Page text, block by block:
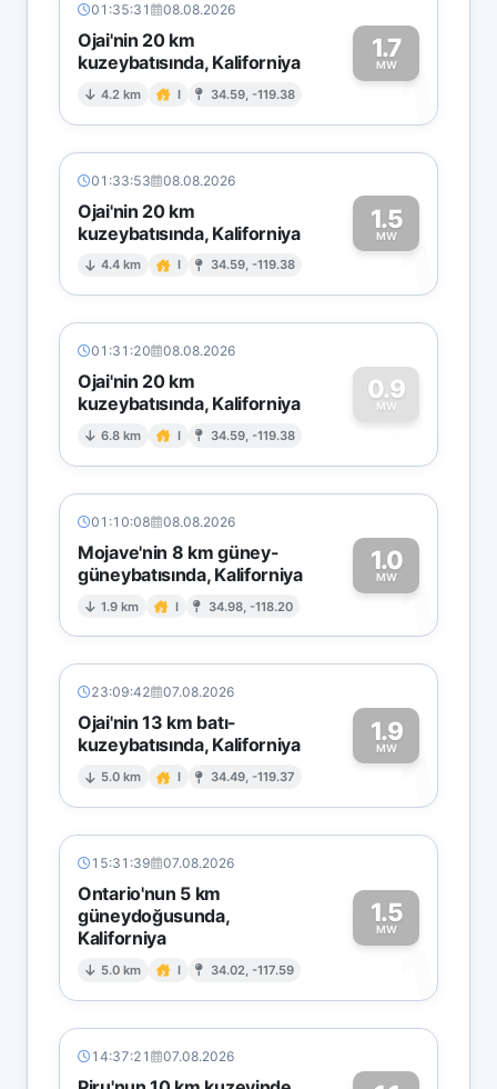
01:35:31 08.08.2026
Ojai'nin 20 km
kuzeybatısında, Kaliforniya
4.2 km I 34.59, -119.38
1.7
MW1
01:33:53 08.08.2026
Ojai'nin 20 km
kuzeybatısında, Kaliforniya
4.4 km I 34.59, -119.38
1.5
MW1
01:31:20 08.08.2026
Ojai'nin 20 km
kuzeybatısında, Kaliforniya
6.8 km I 34.59, -119.38
0.9
MW
0
01:10:08 08.08.2026
Mojave'nin 8 km güney-
güneybatısında, Kaliforniya
1.9 km I 34.98, -118.20
1.0
MW1
23:09:42 07.08.2026
Ojai'nin 13 km batı-
kuzeybatısında, Kaliforniya
5.0 km I 34.49, -119.37
1.9
MW1
15:31:39 07.08.2026
Ontario'nun 5 km
güneydoğusunda,
Kaliforniya
5.0 km I 34.02, -117.59
1.5
MW
1
14:37:21 07.08.2026